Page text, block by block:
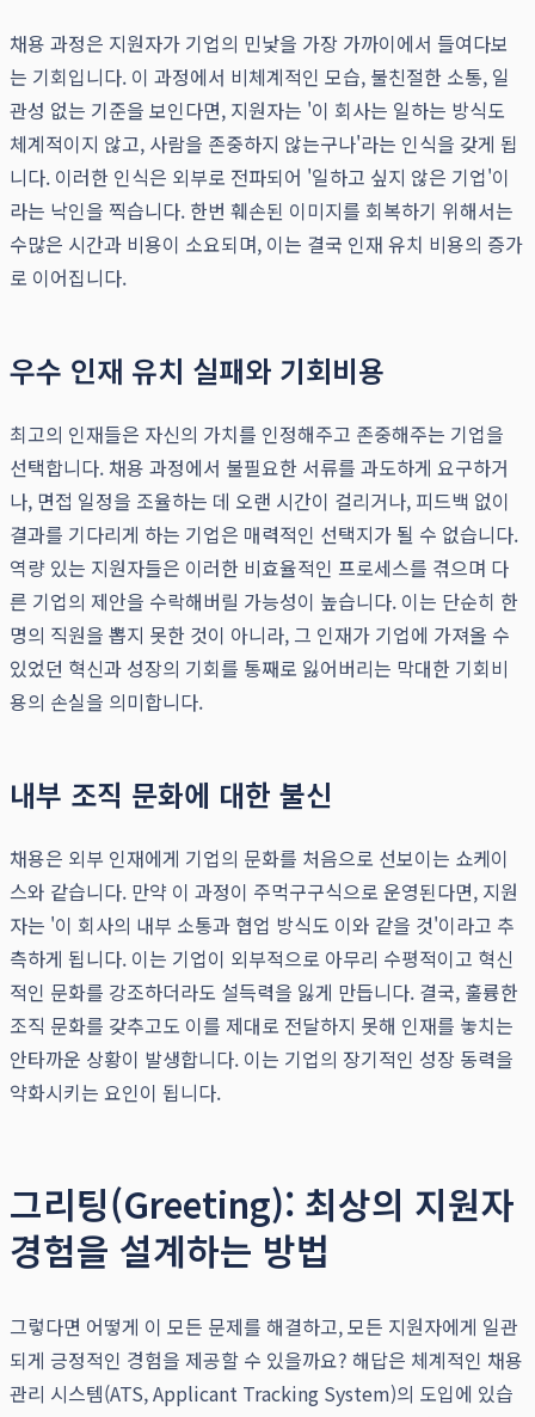
채용 과정은 지원자가 기업의 민낯을 가장 가까이에서 들여다보
는 기회입니다. 이 과정에서 비체계적인 모습, 불친절한 소통, 일
관성 없는 기준을 보인다면, 지원자는 '이 회사는 일하는 방식도
체계적이지 않고, 사람을 존중하지 않는구나'라는 인식을 갖게 됩
니다. 이러한 인식은 외부로 전파되어 '일하고 싶지 않은 기업'이
라는 낙인을 찍습니다. 한번 훼손된 이미지를 회복하기 위해서는
수많은 시간과 비용이 소요되며, 이는 결국 인재 유치 비용의 증가
로 이어집니다.
우수 인재 유치 실패와 기회비용
최고의 인재들은 자신의 가치를 인정해주고 존중해주는 기업을
선택합니다. 채용 과정에서 불필요한 서류를 과도하게 요구하거
나, 면접 일정을 조율하는 데 오랜 시간이 걸리거나, 피드백 없이
결과를 기다리게 하는 기업은 매력적인 선택지가 될 수 없습니다.
역량 있는 지원자들은 이러한 비효율적인 프로세스를 겪으며 다
른 기업의 제안을 수락해버릴 가능성이 높습니다. 이는 단순히 한
명의 직원을 뽑지 못한 것이 아니라, 그 인재가 기업에 가져올 수
있었던 혁신과 성장의 기회를 통째로 잃어버리는 막대한 기회비
용의 손실을 의미합니다.
내부 조직 문화에 대한 불신
채용은 외부 인재에게 기업의 문화를 처음으로 선보이는 쇼케이
스와 같습니다. 만약 이 과정이 주먹구구식으로 운영된다면, 지원
자는 '이 회사의 내부 소통과 협업 방식도 이와 같을 것'이라고 추
측하게 됩니다. 이는 기업이 외부적으로 아무리 수평적이고 혁신
적인 문화를 강조하더라도 설득력을 잃게 만듭니다. 결국, 훌륭한
조직 문화를 갖추고도 이를 제대로 전달하지 못해 인재를 놓치는
안타까운 상황이 발생합니다. 이는 기업의 장기적인 성장 동력을
약화시키는 요인이 됩니다.
그리팅(Greeting): 최상의 지원자
경험을 설계하는 방법
그렇다면 어떻게 이 모든 문제를 해결하고, 모든 지원자에게 일관
되게 긍정적인 경험을 제공할 수 있을까요? 해답은 체계적인 채용
관리 시스템(ATS, Applicant Tracking System)의 도입에 있습